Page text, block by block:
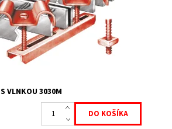
VLNKOU 3030M